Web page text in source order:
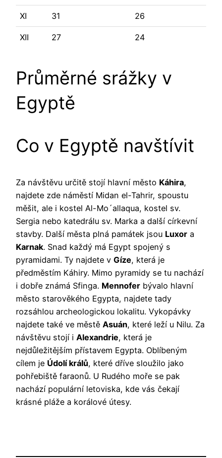
XI 31 26
XII 27 24
Průměrné srážky v
Egyptě
Co v Egyptě navštívit
Za návštěvu určitě stojí hlavní město Káhira,
najdete zde náměstí Midan el-Tahrir, spoustu
měšit, ale i kostel Al-Mo´allaqua, kostel sv.
Sergia nebo katedrálu sv. Marka a další církevní
stavby. Další města plná památek jsou Luxor a
Karnak. Snad každý má Egypt spojený s
pyramidami. Ty najdete v Gíze, která je
předměstím Káhiry. Mimo pyramidy se tu nachází
i dobře známá Sfinga. Mennofer bývalo hlavní
město starověkého Egypta, najdete tady
rozsáhlou archeologickou lokalitu. Vykopávky
najdete také ve městě Asuán, které leží u Nilu. Za
návštěvu stojí i Alexandrie, která je
nejdůležitějším přístavem Egypta. Oblíbeným
cílem je Údolí králů, které dříve sloužilo jako
pohřebiště faraonů. U Rudého moře se pak
nachází populární letoviska, kde vás čekají
krásné pláže a korálové útesy.